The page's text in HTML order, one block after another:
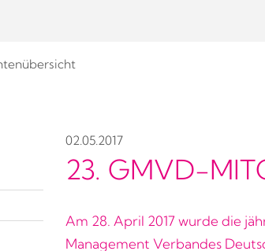
02.05.2017
23. GMVD-
Am 28. April 2017 wurde die
Management Verbandes